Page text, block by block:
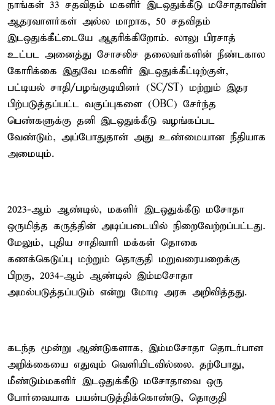
நாங்கள் 33 சதவிதம் மகளிர் இடஒதுக்கீடு மசோதாவின்
ஆதரவாளர்கள் அல்ல மாறாக, 50 சதவிதம்
இடஒதுக்கீட்டையே ஆதரிக்கிறோம். லாலு பிரசாத்
உட்பட அனைத்து சோசலிச தலைவர்களின் நீண்டகால
கோரிக்கை இதுவே மகளிர் இடஒதுக்கீட்டிற்குள்,
பட்டியல் சாதி/பழங்குடியினர் (SC/ST) மற்றும் இதர
பிற்படுத்தப்பட்ட வகுப்புகளை (OBC) சேர்ந்த
பெண்களுக்கு தனி இடஒதுக்கீடு வழங்கப்பட
வேண்டும், அப்போதுதான் அது உண்மையான நீதியாக
அமையும்.
2023-ஆம் ஆண்டில், மகளிர் இடஒதுக்கீடு மசோதா
ஒருமித்த கருத்தின் அடிப்படையில் நிறைவேற்றப்பட்டது.
மேலும், புதிய சாதிவாரி மக்கள் தொகை
கணக்கெடுப்பு மற்றும் தொகுதி மறுவரையறைக்கு
பிறகு, 2034-ஆம் ஆண்டில் இம்மசோதா
அமல்படுத்தப்படும் என்று மோடி அரசு அறிவித்தது.
கடந்த மூன்று ஆண்டுகளாக, இம்மசோதா தொடர்பான
அறிக்கையை எதுவும் வெளியிடவில்லை. தற்போது,
மீண்டும்​மகளிர் இடஒதுக்கீடு மசோதாவை ஒரு
போர்வையாக பயன்படுத்திக்கொண்டு, தொகுதி